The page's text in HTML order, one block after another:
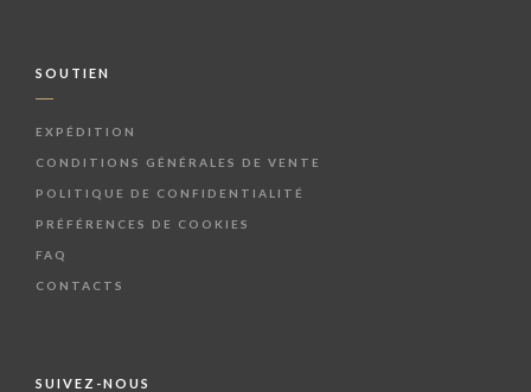
SOUTIEN
EXPÉDITION
CONDITIONS GÉNÉRALES DE VENTE
POLITIQUE DE CONFIDENTIALITÉ
PRÉFÉRENCES DE COOKIES
FAQ
CONTACTS
SUIVEZ-NOUS